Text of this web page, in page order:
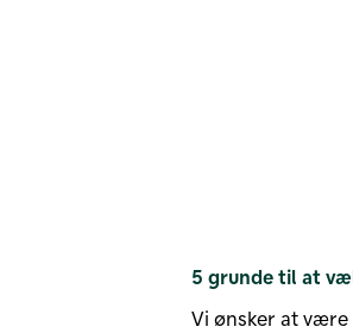
5 grunde til at
Vi ønsker at